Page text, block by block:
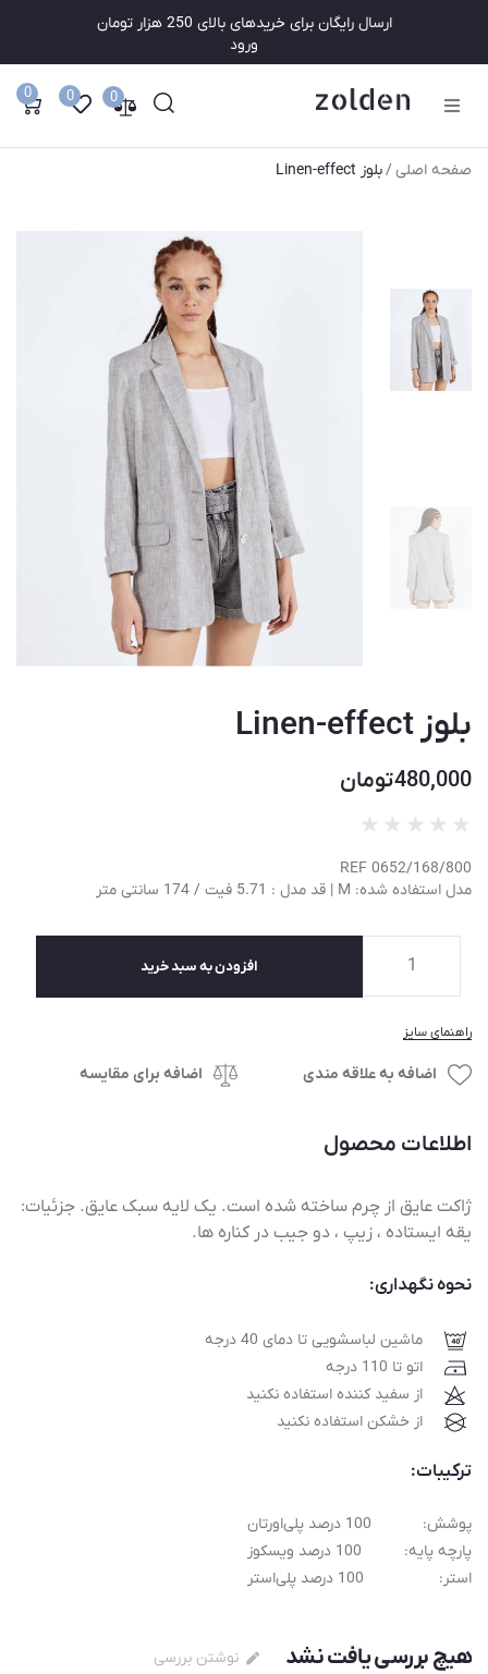
ارسال رایگان برای خریدهای بالای 250 هزار تومان
ورود
فروشگاه
حراج
برگه ها
0
0
0
صفحه اصلی/بلوز Linen-effect
بلوز Linen-effect
480,000تومان
★
★
★
★
★
REF 0652/168/800
مدل استفاده شده: M | قد مدل : 5.71 فیت / 174 سانتی متر
افزودن به سبد خرید
راهنمای سایز
اضافه به علاقه مندی اضافه برای مقایسه
اطلاعات محصول
ژاکت عایق از چرم ساخته شده است. یک لایه سبک عایق. جزئیات:
یقه ایستاده ، زیپ ، دو جیب در کناره ها.
نحوه نگهداری:
ماشین لباسشویی تا دمای 40 درجه
اتو تا 110 درجه
از سفید کننده استفاده نکنید
از خشکن استفاده نکنید
ترکیبات:
پوشش:
پارچه پایه:
استر:
100 درصد پلی‌اورتان
100 درصد ویسکوز
100 درصد پلی‌استر
هیچ بررسی یافت نشد نوشتن بررسی